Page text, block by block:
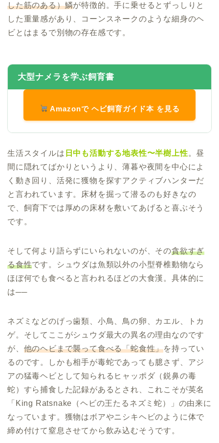
した筋のある）鱗が特徴的。手に乗せるとずっしりと
した重量感があり、コーンスネークのような細身のヘ
ビとはまるで別物の存在感です。
大型ナメラを学ぶ飼育書
Amazonで ヘビ飼育ガイド本 を見る
生活スタイルは 日中も活動する地表性〜半樹上性。昼
間に隠れてばかりというより、薄暮や夜間を中心によ
く動き回り、活発に獲物を探すアクティブハンターだ
と言われています。床材を掘って潜るのも好きなの
で、飼育下では厚めの床材を敷いてあげると喜ぶそう
です。
そして何より語らずにいられないのが、その貪欲すぎ
る食性です。シュウダは魚類以外の小型脊椎動物なら
ほぼ何でも食べると言われるほどの大食漢。具体的に
は──
ネズミなどのげっ歯類、小鳥、鳥の卵、カエル、トカ
ゲ。そしてここがシュウダ最大の異名の理由なのです
が、 他のヘビまで襲って食べる「蛇食性」を持ってい
るのです。しかも相手が毒蛇であっても臆さず、アジ
アの猛毒ヘビとして知られるヒャッポダ（鋭鼻の毒
蛇）すら捕食した記録があるとされ、これこそが英名
「King Ratsnake（ヘビの王たるネズミ蛇）」の由来に
なっています。獲物はボアやニシキヘビのように体で
締め付けて窒息させてから飲み込むそうです。